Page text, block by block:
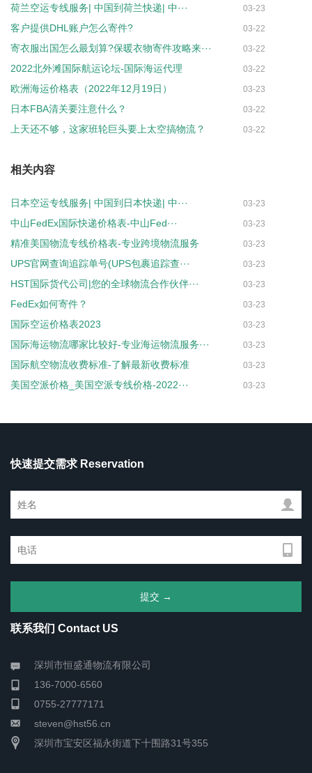
荷兰空运专线服务| 中国到荷兰快递| 中··· 03-23
客户提供DHL账户怎么寄件? 03-22
寄衣服出国怎么最划算?保暖衣物寄件攻略来··· 03-22
2022北外滩国际航运论坛-国际海运代理 03-22
欧洲海运价格表（2022年12月19日） 03-23
日本FBA清关要注意什么？ 03-22
上天还不够，这家班轮巨头要上太空搞物流？ 03-22
相关内容
日本空运专线服务| 中国到日本快递| 中··· 03-23
中山FedEx国际快递价格表-中山Fed··· 03-23
精准美国物流专线价格表-专业跨境物流服务 03-23
UPS官网查询追踪单号(UPS包裹追踪查··· 03-23
HST国际货代公司|您的全球物流合作伙伴··· 03-23
FedEx如何寄件？ 03-23
国际空运价格表2023 03-23
国际海运物流哪家比较好-专业海运物流服务··· 03-23
国际航空物流收费标准-了解最新收费标准 03-23
美国空派价格_美国空派专线价格-2022··· 03-23
快速提交需求 Reservation
联系我们 Contact US
深圳市恒盛通物流有限公司
136-7000-6560
0755-27777171
steven@hst56.cn
深圳市宝安区福永街道下十围路31号355